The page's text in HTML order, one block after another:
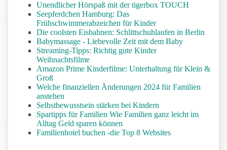
Unendlicher Hörspaß mit der tigerbox TOUCH
Seepferdchen Hamburg: Das
Frühschwimmerabzeichen für Kinder
Die coolsten Eisbahnen: Schlittschuhlaufen in Berlin
Babymassage - Liebevolle Zeit mit dem Baby
Streaming-Tipps: Richtig gute Kinder
Weihnachtsfilme
Amazon Prime Kinderfilme: Unterhaltung für Klein &
Groß
Welche finanziellen Änderungen 2024 für Familien
anstehen
Selbstbewusstsein stärken bei Kindern
Spartipps für Familien Wie Familien ganz leicht im
Alltag Geld sparen können
Familienhotel buchen -die Top 8 Websites